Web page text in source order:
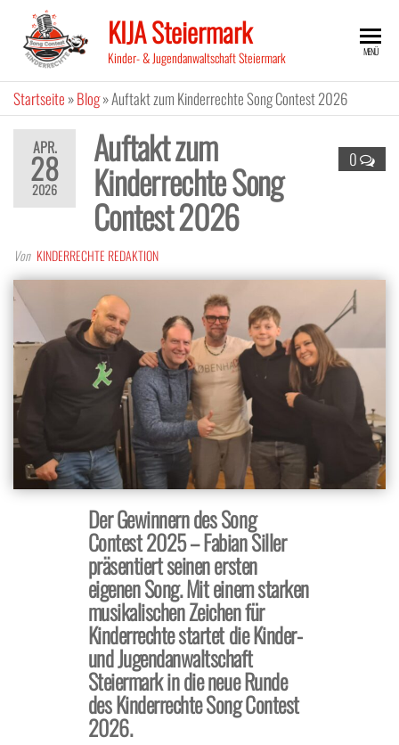
Inhalt
springen
KIJA Steiermark
Kinder- & Jugendanwaltschaft Steiermark MENÜ
Startseite »Blog»Auftakt zum Kinderrechte Song Contest 2026
APR.
28
2026
0
Auftakt zum
Kinderrechte Song
Contest 2026
Von KINDERRECHTE REDAKTION
Der Gewinnern des Song
Contest 2025 – Fabian Siller
präsentiert seinen ersten
eigenen Song. Mit einem starken
musikalischen Zeichen für
Kinderrechte startet die Kinder-
und Jugendanwaltschaft
Steiermark in die neue Runde
des Kinderrechte Song Contest
2026.